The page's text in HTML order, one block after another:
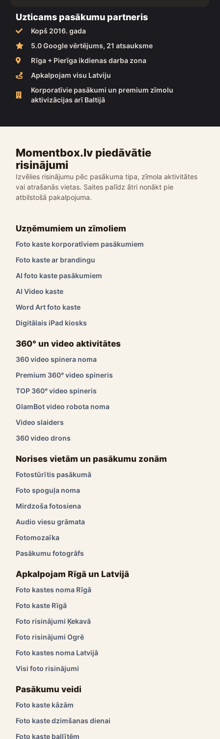
Uzticams pasākumu partneris
Kopš 2016. gada
5.0 Google vērtējums, 21 atsauksme
Rīga + Pierīga ikdienas darba zona
Apkalpojam visu Latviju
Korporatīvie pasākumi un premium zīmolu
aktivizācijas arī Baltijā
Momentbox.lv piedāvātie
risinājumi
Izvēlies risinājumu pēc pasākuma tipa, zīmola aktivitātes
vai atrašanās vietas. Saites palīdz ātri nonākt pie
atbilstošā pakalpojuma.
Uzņēmumiem un zīmoliem
Foto kaste korporatīviem pasākumiem
Foto kaste ar brandingu
AI foto kaste pasākumiem
AI Video kaste
Word Art foto kaste
Digitālais iPad kiosks
360° un video aktivitātes
360 video spinera noma
Premium 360° video spineris
TOP 360° video spineris
GlamBot video robota noma
Video slaiders
360 video drons
Norises vietām un pasākumu zonām
Fotostūrītis pasākumā
Foto spoguļa noma
Mirdzoša fotosiena
Audio viesu grāmata
Fotomozaīka
Pasākumu fotogrāfs
Apkalpojam Rīgā un Latvijā
Foto kastes noma Rīgā
Foto kaste Rīgā
Foto risinājumi Ķekavā
Foto risinājumi Ogrē
Foto kastes noma Latvijā
Visi foto risinājumi
Pasākumu veidi
Foto kaste kāzām
Foto kaste dzimšanas dienai
Foto kaste ballītēm